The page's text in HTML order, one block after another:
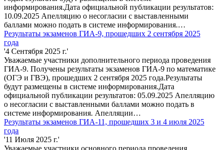
информирования.Дата официальной публикации результатов:
10.09.2025 Апелляцию о несогласии с выставленными
баллами можно подать в системе информирования.…
Результаты экзаменов ГИА-9, прошедших 2 сентября 2025
года
'4 Сентября 2025 г.'
Уважаемые участники дополнительного периода проведения
ГИА-9. Получены результаты экзаменов ГИА-9 по математике
(ОГЭ и ГВЭ), прошедших 2 сентября 2025 года.Результаты
будут размещены в системе информирования.Дата
официальной публикации результатов: 05.09.2025 Апелляцию
о несогласии с выставленными баллами можно подать в
системе информирования. Апелляции…
Результаты экзаменов ГИА-11, прошедших 3 и 4 июля 2025
года
'11 Июля 2025 г.'